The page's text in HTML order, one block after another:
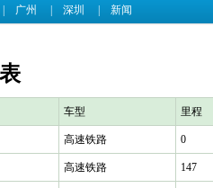
| 广州 深圳 新闻
车型 里程
高速铁路 0
高速铁路 147